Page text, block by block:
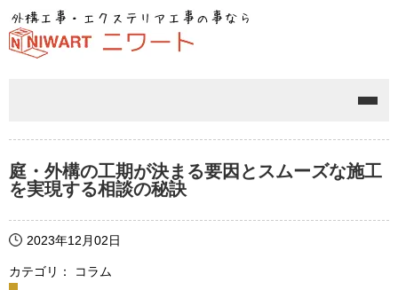
メニ
庭・外構の工期が決まる要因とスムーズな施工
を実現する相談の秘訣
2023年12月02日
カテゴリ： コラム